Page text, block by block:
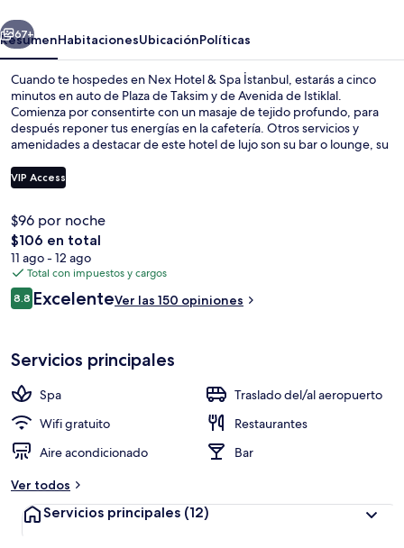
İstanbul
Siguiente
67+
ResumenHabitacionesUbicaciónPolíticas
Cuando te hospedes en Nex Hotel & Spa İstanbul, estarás a cinco
minutos en auto de Plaza de Taksim y de Avenida de Istiklal.
Comienza por consentirte con un masaje de tejido profundo, para
después reponer tus energías en la cafetería. Otros servicios y
amenidades a destacar de este hotel de lujo son su bar o lounge, su
amable. La propiedad está a una corta distancia a pie de algunas
opciones de transporte público: Estación de metro Osmanbey está
VIP Access
$96 por noche
El
precio
total
es
de
$106 en total
11 ago - 12 ago
Total con impuestos y cargos
Opiniones
8.88.8 de 10,
ExcelenteVer las 150 opiniones
Servicios principales
Spa
Traslado del/al aeropuerto
Wifi gratuito
Restaurantes
Aire acondicionado
Bar
Ver todos
Servicios principales (12)